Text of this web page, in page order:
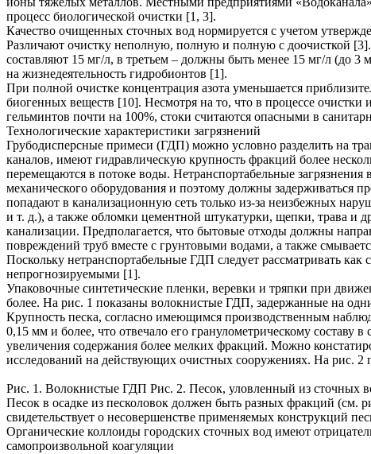
процесс биологической очистки [1, 3].
Качество очищенных сточных вод нормируется с учетом
Различают очистку неполную, полную и полную с доочисткой
составляют 15 мг/л, в третьем – должны быть менее 15 мг/л (до
на жизнедеятельность гидробионтов [1].
При полной очистке концентрация азота уменьшается
биогенных веществ [10]. Несмотря на то, что в процессе
гельминтов почти на 100%, стоки считаются опасными в
Технологические характеристики загрязнений
Грубодисперсные примеси (ГДП) можно условно разделить на
каналов, имеют гидравлическую крупность фракций более
перемещаются в потоке воды. Нетранспортабельные
механического оборудования и поэтому должны
попадают в канализационную сеть только из-за неизбежных
и т. д.), а также обломки цементной штукатурки, щепки, трава и
канализации. Предполагается, что бытовые отходы должны
повреждений труб вместе с грунтовыми водами, а также
Поскольку нетранспортабельные ГДП следует рассматривать
непрогнозируемыми [1].
Упаковочные синтетические пленки, веревки и тряпки при
более. На рис. 1 показаны волокнистые ГДП, задержанные на
Крупность песка, согласно имеющимся производственным
0,15 мм и более, что отвечало его гранулометрическому составу
увеличения содержания более мелких фракций. Можно
исследований на действующих очистных сооружениях. На рис. 2
Рис. 1. Волокнистые ГДП Рис. 2. Песок, уловленный из сточных
Песок в осадке из песколовок должен быть разных фракций (см.
свидетельствует о несовершенстве применяемых конструкций
Органические коллоиды городских сточных вод имеют
самопроизвольной коагуляции